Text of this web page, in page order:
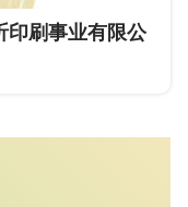
印刷事业有限公